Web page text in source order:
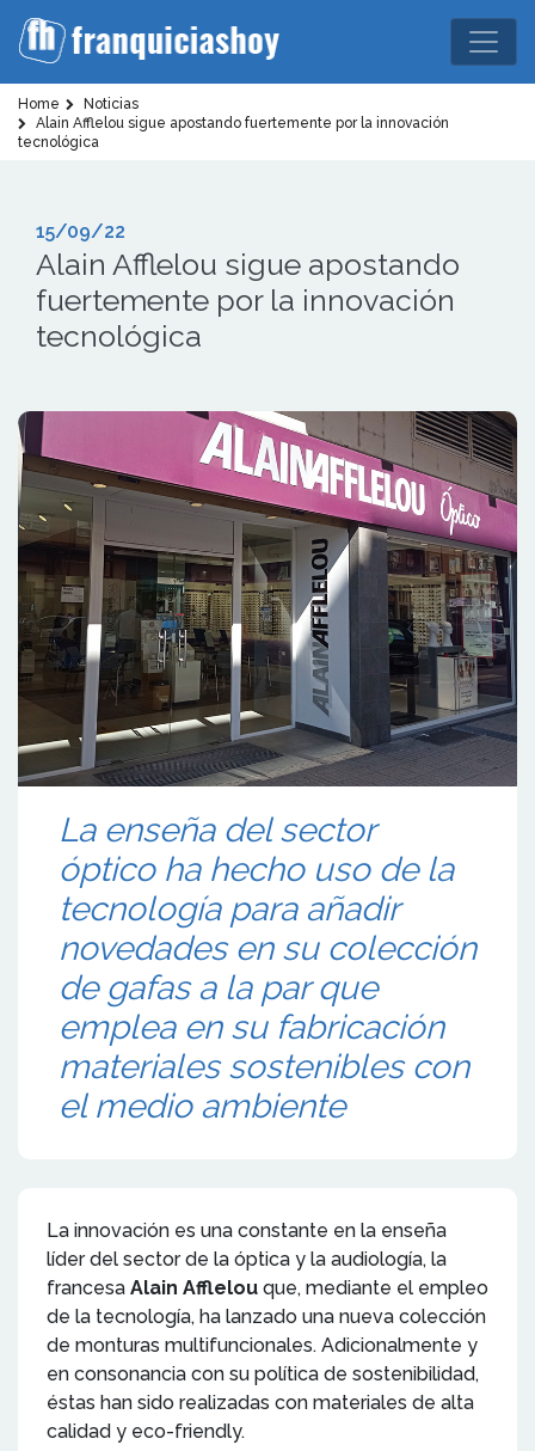
Home
Noticias
Alain Afflelou sigue apostando fuertemente por la innovación
tecnológica
15/09/22
Alain Afflelou sigue apostando
fuertemente por la innovación
tecnológica
La enseña del sector
óptico ha hecho uso de la
tecnología para añadir
novedades en su colección
de gafas a la par que
emplea en su fabricación
materiales sostenibles con
el medio ambiente
La innovación es una constante en la enseña
líder del sector de la óptica y la audiología, la
francesa Alain Afflelou que, mediante el empleo
de la tecnología, ha lanzado una nueva colección
de monturas multifuncionales. Adicionalmente y
en consonancia con su política de sostenibilidad,
éstas han sido realizadas con materiales de alta
calidad y eco-friendly.